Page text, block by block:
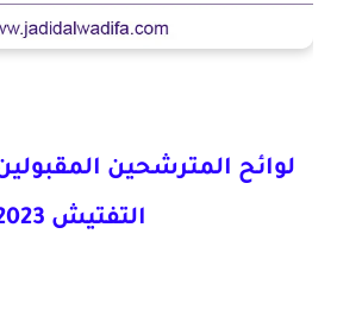
لوائح المترشحين المقبولين
التفتيش 2023